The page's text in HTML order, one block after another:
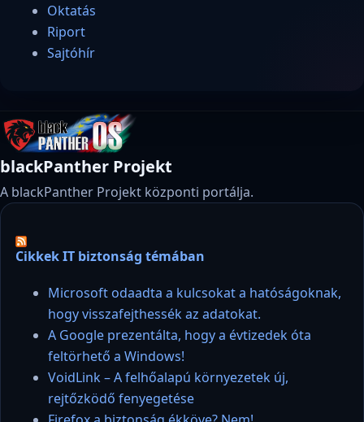
Oktatás
Riport
Sajtóhír
blackPanther Projekt
A blackPanther Projekt központi portálja.
Cikkek IT biztonság témában
Microsoft odaadta a kulcsokat a hatóságoknak,
hogy visszafejthessék az adatokat.
A Google prezentálta, hogy a évtizedek óta
feltörhető a Windows!
VoidLink – A felhőalapú környezetek új,
rejtőzködő fenyegetése